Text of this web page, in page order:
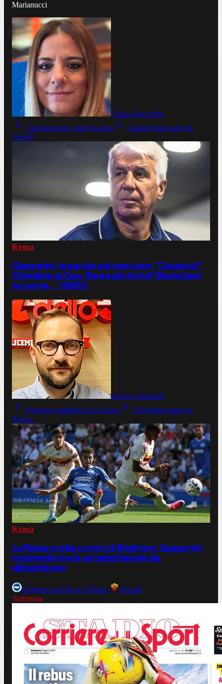
Marianucci
Chiara Zucchelli
Calciomercato, tutte le news
Gabriel Jesus apre al
Napoli
Roma
Gasperini, le parole sul mercato: "Cessioni?
Chiedete al Ceo. Roma più forte? Basta fare
la conta..." VIDEO
Jacopo Aliprandi
Ferguson riabbraccia la Roma
Il Brighton batte la
Roma
Roma
La Roma crolla contro il Brighton: Gasperini
ne prende tre in un'amichevole da
dimenticare
Brighton and Hove Albion3 Roma0
Terminata